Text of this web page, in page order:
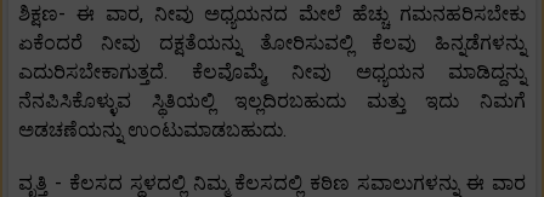
ಶಿಕ್ಷಣ- ಈ ವಾರ, ನೀವು ಅಧ್ಯಯನದ ಮೇಲೆ ಹೆಚ್ಚು ಗಮನಹರಿಸಬೇಕು
ಏಕೆಂದರೆ ನೀವು ದಕ್ಷತೆಯನ್ನು ತೋರಿಸುವಲ್ಲಿ ಕೆಲವು ಹಿನ್ನಡೆಗಳನ್ನು
ಎದುರಿಸಬೇಕಾಗುತ್ತದೆ. ಕೆಲವೊಮ್ಮೆ, ನೀವು ಅಧ್ಯಯನ ಮಾಡಿದ್ದನ್ನು
ನೆನಪಿಸಿಕೊಳ್ಳುವ ಸ್ಥಿತಿಯಲ್ಲಿ ಇಲ್ಲದಿರಬಹುದು ಮತ್ತು ಇದು ನಿಮಗೆ
ಅಡಚಣೆಯನ್ನು ಉಂಟುಮಾಡಬಹುದು.
ವೃತ್ತಿ - ಕೆಲಸದ ಸ್ಥಳದಲ್ಲಿ ನಿಮ್ಮ ಕೆಲಸದಲ್ಲಿ ಕಠಿಣ ಸವಾಲುಗಳನ್ನು ಈ ವಾರ